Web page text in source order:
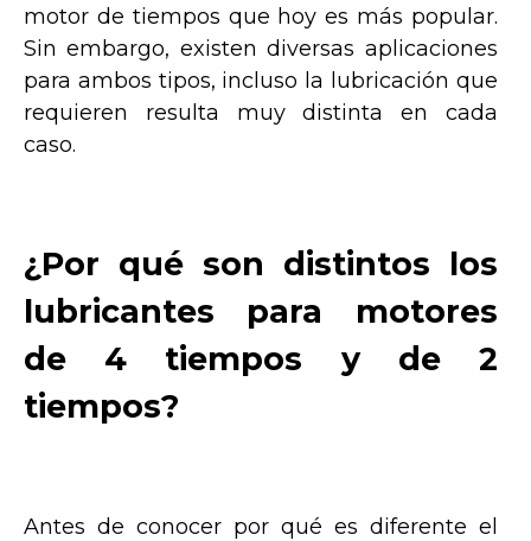
motor de tiempos que hoy es más popular.
Sin embargo, existen diversas aplicaciones
para ambos tipos, incluso la lubricación que
requieren resulta muy distinta en cada
caso.
¿Por qué son distintos los
lubricantes para motores
de 4 tiempos y de 2
tiempos?
Antes de conocer por qué es diferente el